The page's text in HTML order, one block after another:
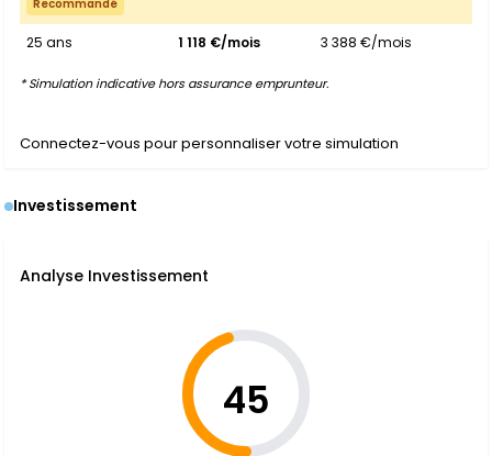
Recommandé
25 ans 1 118 €/mois 3 388 €/mois
* Simulation indicative hors assurance emprunteur.
Connectez-vous pour personnaliser votre simulation
Investissement
Analyse Investissement
45